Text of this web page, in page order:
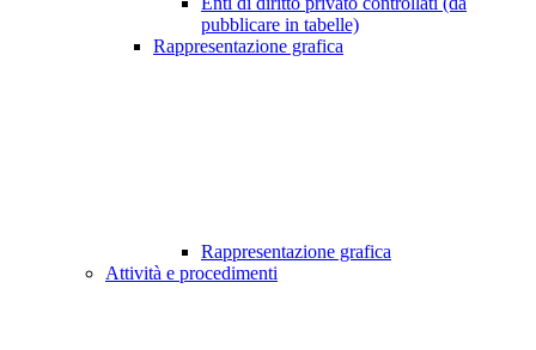
pubblicare in tabelle)
Rappresentazione grafica
Rappresentazione grafica
Attività e procedimenti